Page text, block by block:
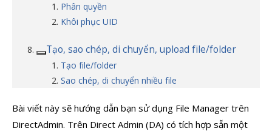
Phân quyền
Khôi phục UID
Tạo, sao chép, di chuyển, upload file/folder
Tạo file/folder
Sao chép, di chuyển nhiều file
Bài viết này sẽ hướng dẫn bạn sử dụng File Manager trên
DirectAdmin. Trên Direct Admin (DA) có tích hợp sẵn một